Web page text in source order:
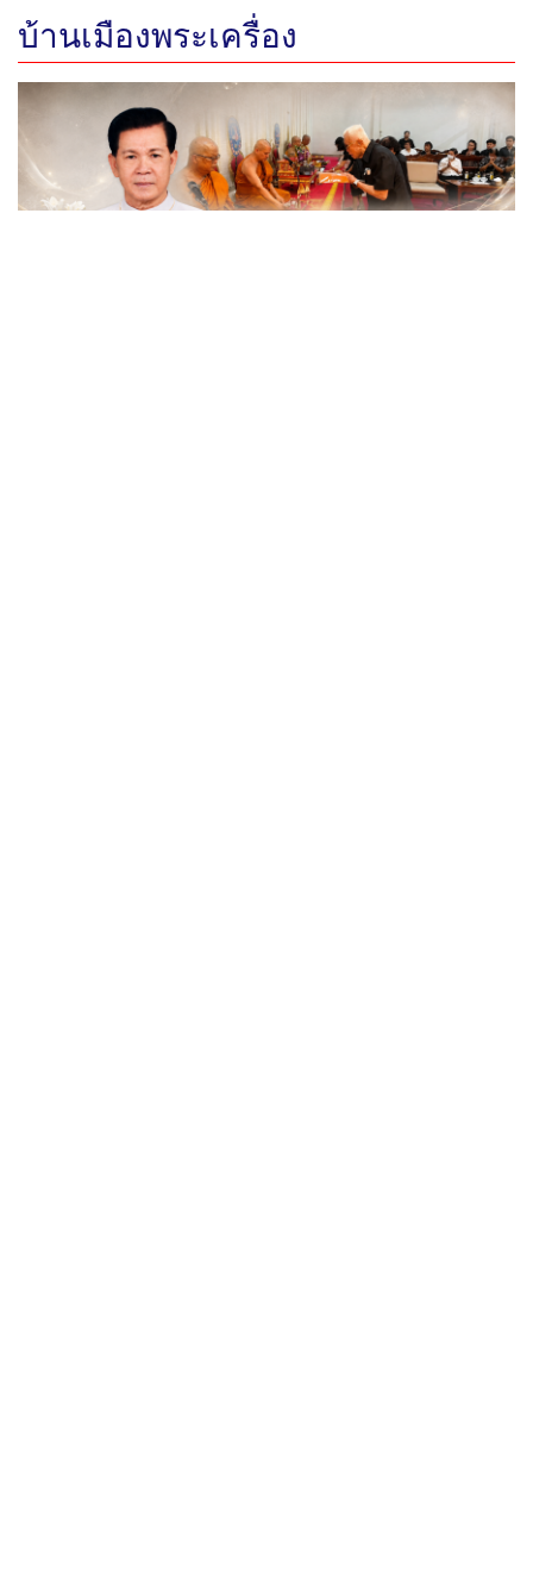
บ้านเมืองพระเครื่อง